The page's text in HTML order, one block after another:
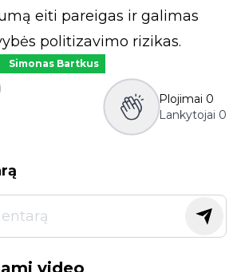
eiti pareigas ir galimas
politizavimo rizikas.
Simonas Bartkus
Plojimai 0
Lankytojai 0
video